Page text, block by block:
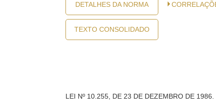
DETALHES DA NORMA
TEXTO CONSOLIDADO
LEI Nº 10.255, DE 23 DE DEZEMBRO DE 1986.